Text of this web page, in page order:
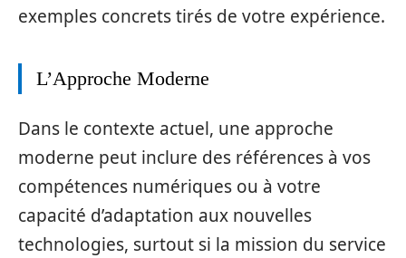
exemples concrets tirés de votre expérience.
L’Approche Moderne
Dans le contexte actuel, une approche
moderne peut inclure des références à vos
compétences numériques ou à votre
capacité d’adaptation aux nouvelles
technologies, surtout si la mission du service